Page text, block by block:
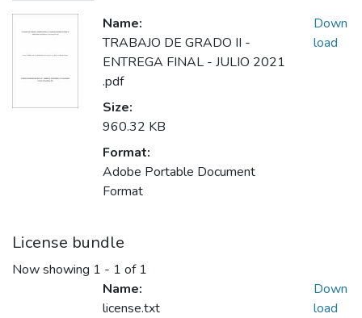
Name:
TRABAJO DE GRADO II -
ENTREGA FINAL - JULIO 2021
.pdf
Size:
960.32 KB
Format:
Adobe Portable Document
Format
Down
load
License bundle
Now showing 1 - 1 of 1
Name:
license.txt
Down
load